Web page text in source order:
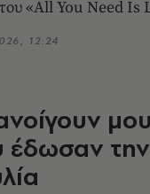
«All You Need Is
12:24
έδωσαν